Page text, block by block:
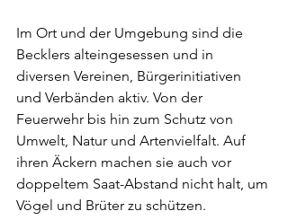
Im Ort und der Umgebung sind die
Becklers alteingesessen und in
diversen Vereinen, Bürgerinitiativen
und Verbänden aktiv. Von der
Feuerwehr bis hin zum Schutz von
Umwelt, Natur und Artenvielfalt. Auf
ihren Äckern machen sie auch vor
doppeltem Saat-Abstand nicht halt, um
Vögel und Brüter zu schützen.